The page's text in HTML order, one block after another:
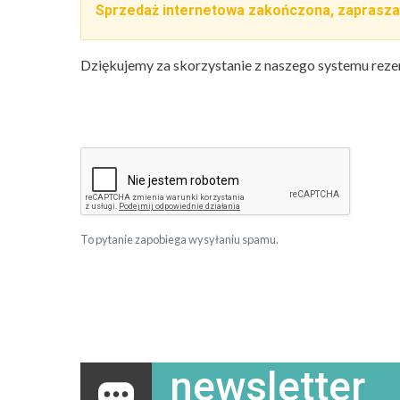
Sprzedaż internetowa zakończona,
Dziękujemy za skorzystanie z naszego systemu
To pytanie zapobiega wysyłaniu spamu.
newsletter